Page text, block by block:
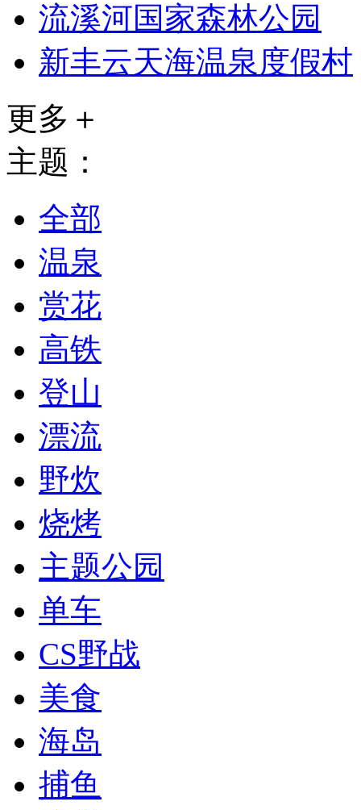
流溪河国家森林公园
新丰云天海温泉度假村
更多＋
主题：
全部
温泉
赏花
高铁
登山
漂流
野炊
烧烤
主题公园
单车
CS野战
美食
海岛
捕鱼